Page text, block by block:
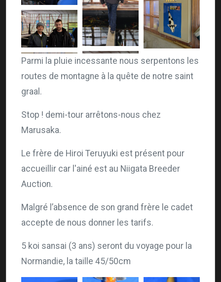
Parmi la pluie incessante nous serpentons les
routes de montagne à la quête de notre saint
graal.
Stop ! demi-tour arrêtons-nous chez
Marusaka.
Le frère de Hiroi Teruyuki est présent pour
accueillir car l'ainé est au Niigata Breeder
Auction.
Malgré l’absence de son grand frère le cadet
accepte de nous donner les tarifs.
5 koi sansai (3 ans) seront du voyage pour la
Normandie, la taille 45/50cm